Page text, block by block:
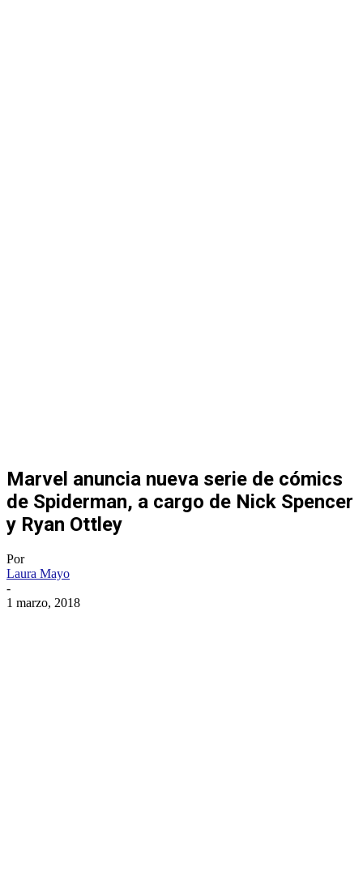
Marvel anuncia nueva serie de cómics
de Spiderman, a cargo de Nick Spencer
y Ryan Ottley
Por
Laura Mayo
-
1 marzo, 2018